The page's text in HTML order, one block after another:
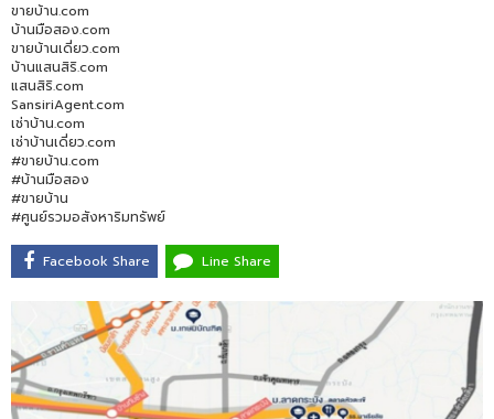
ขายบ้าน.com
บ้านมือสอง.com
ขายบ้านเดี่ยว.com
บ้านแสนสิริ.com
แสนสิริ.com
SansiriAgent.com
เช่าบ้าน.com
เช่าบ้านเดี่ยว.com
#ขายบ้าน.com
#บ้านมือสอง
#ขายบ้าน
#ศูนย์รวมอสังหาริมทรัพย์
Facebook Share Line Share